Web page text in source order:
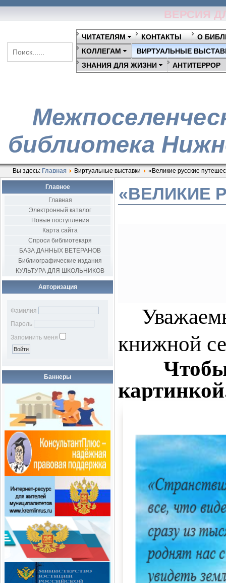
ВЕРСИЯ
ЧИТАТЕЛЯМ КОНТАКТЫ
О
КОЛЛЕГАМ
ВИРТУАЛЬНЫЕ
ЗНАНИЯ ДЛЯ ЖИЗНИ
АНТИТЕРРОР
библиотека
Вы здесь: Главная Виртуальные выставки «Великие русские
Главное
Главная
Электронный каталог
Новые поступления
Карта сайта
Спроси библиотекаря
БАЗА ДАННЫХ ВЕТЕРАНОВ
Библиографические издания
КУЛЬТУРА ДЛЯ ШКОЛЬНИКОВ
Авторизация
Фамилия
Пароль
Запомнить меня
Баннеры
«ВЕЛИКИЕ
книжной